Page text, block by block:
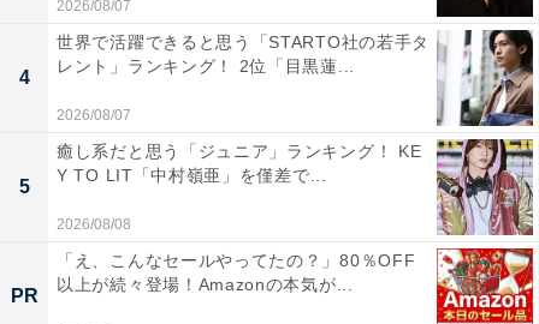
1位：橋本環奈（ヤンドク！）／71票
2026/08/07
4
世界で活躍できると思う「STARTO社の若手タ
レント」ランキング！ 2位「目黒蓮...
2026/08/07
5
癒し系だと思う「ジュニア」ランキング！ KE
Y TO LIT「中村嶺亜」を僅差で...
2026/08/08
PR
「え、こんなセールやってたの？」80％OFF
以上が続々登場！Amazonの本気が...